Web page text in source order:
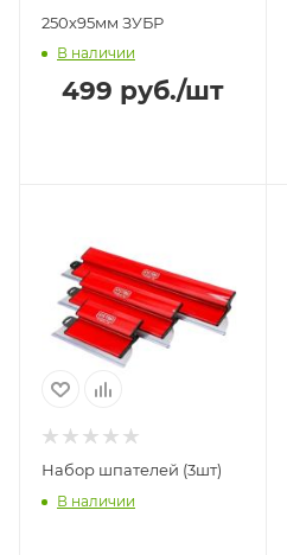
250х95мм ЗУБР
В наличии
499 руб./шт
Набор шпателей (3шт)
В наличии